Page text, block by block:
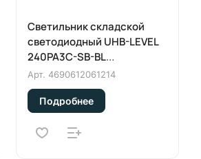
Светильник складской
светодиодный UHB-LEVEL
240PA3C-SB-BL
240/200/150Вт 100-277В
175Лм/Вт 3CCT 5лет IP69K
NEOX
Арт.4690612061214
Подробнее